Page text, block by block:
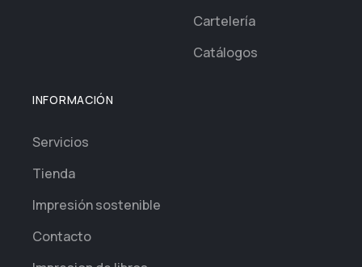
Cartelería
Catálogos
INFORMACIÓN
Servicios
Tienda
Impresión sostenible
Contacto